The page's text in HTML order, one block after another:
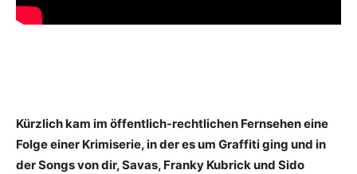
Kürzlich kam im öffentlich-rechtlichen Fernsehen eine
Folge einer Krimiserie, in der es um ­Graffiti ging und in
der Songs von dir, Savas, Franky ­Kubrick und Sido